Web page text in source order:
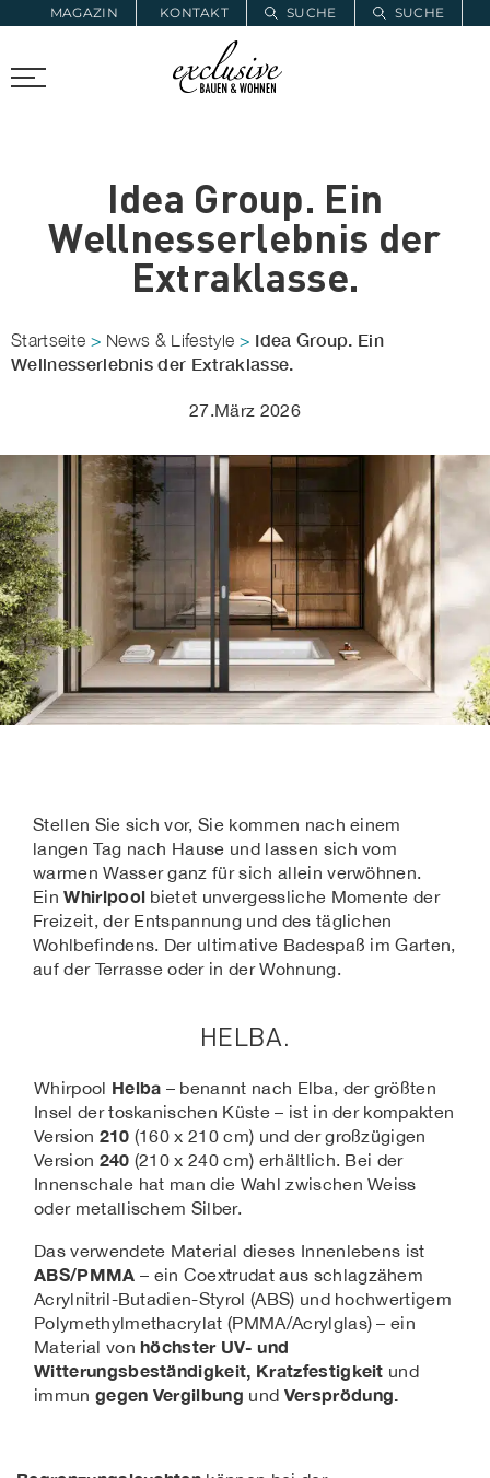
MAGAZIN KONTAKT SUCHE
SUCHE
PROARCHITEC PROINSTALL
Idea Group. Ein
Wellnesserlebnis der
Extraklasse.
Startseite > News & Lifestyle > Idea Group. Ein
Wellnesserlebnis der Extraklasse.
27.März 2026
Stellen Sie sich vor, Sie kommen nach einem
langen Tag nach Hause und lassen sich vom
warmen Wasser ganz für sich allein verwöhnen.
EinWhirlpool bietet unvergessliche Momente der
Freizeit, der Entspannung und des täglichen
Wohlbefindens. Der ultimative Badespaß im Garten,
auf der Terrasse oder in der Wohnung.
HELBA.
Whirpool Helba – benannt nach Elba, der größten
Insel der toskanischen Küste – ist in der kompakten
Version 210 (160 x 210 cm) und der großzügigen
Version 240 (210 x 240 cm) erhältlich. Bei der
Innenschale hat man die Wahl zwischen Weiss
oder metallischem Silber.
Das verwendete Material dieses Innenlebens ist
ABS/PMMA – ein Coextrudat aus schlagzähem
Acrylnitril-Butadien-Styrol (ABS) und hochwertigem
Polymethylmethacrylat (PMMA/Acrylglas) – ein
Material vonhöchster UV- und
Witterungsbeständigkeit, Kratzfestigkeit und
immun gegen Vergilbung und Versprödung.